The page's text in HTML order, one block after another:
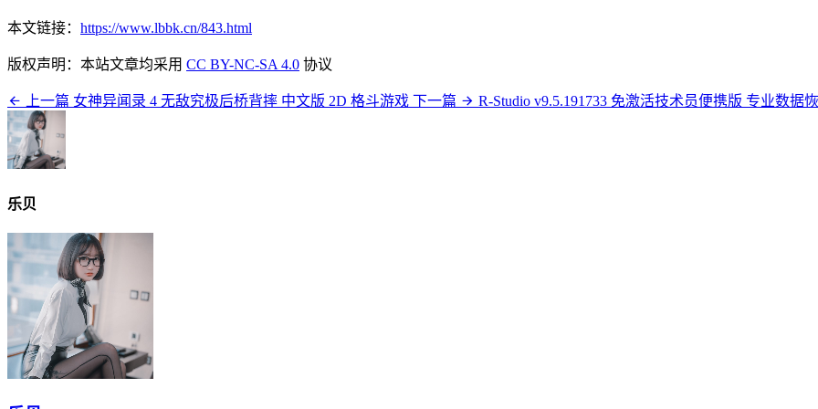
本文链接： https://www.lbbk.cn/843.html
版权声明：本站文章均采用 CC BY-NC-SA 4.0 协议
上一篇 女神异闻录 4 无敌究极后桥背摔 中文版 2D 格斗游戏 下一篇 R-Studio v9.5.191733 免激活技术员便携版 专业数据
乐贝